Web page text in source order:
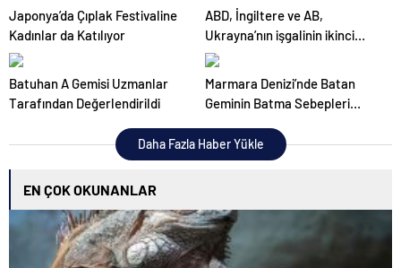
Japonya’da Çıplak Festivaline
Kadınlar da Katılıyor
ABD, İngiltere ve AB,
Ukrayna’nın işgalinin ikinci
yılında Rusya’ya yeni
Batuhan A Gemisi Uzmanlar
Tarafından Değerlendirildi
Marmara Denizi’nde Batan
Geminin Batma Sebepleri
Daha Fazla Haber Yükle
EN ÇOK OKUNANLAR